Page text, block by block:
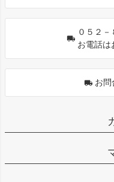
０５２－
お電話は
お問